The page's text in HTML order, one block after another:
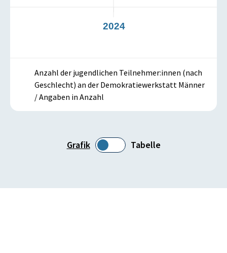
Grafik Tabelle
2024
Anzahl der jugendlichen Teilnehmer:innen (nach
Geschlecht) an der Demokratiewerkstatt Männer
/ Angaben in Anzahl